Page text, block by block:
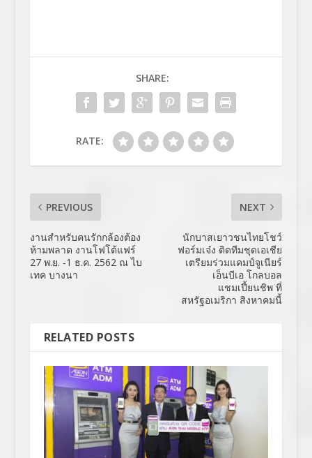
SHARE:
RATE:
PREVIOUS
งานสำหรับคนรักกล้องต้อง
ห้ามพลาด งานโฟโต้แฟร์
27 พ.ย. -1 ธ.ค. 2562 ณ ไบ
เทค บางนา
NEXT
นักบาสเยาวชนไทยโชว์
ฟอร์มเจ๋ง ติดทีมชุดเอเชีย
เตรียมร่วมแคมป์จูเนียร์
เอ็นบีเอ โกลบอล
แชมเปี้ยนชิพ ที่
สหรัฐอเมริกา สิงหาคมนี้
RELATED POSTS